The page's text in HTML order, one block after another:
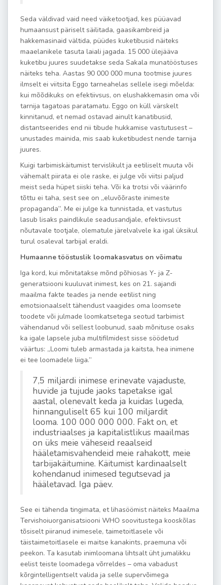
Seda väldivad vaid need väiketootjad, kes püüavad
humaansust päriselt säilitada, gaasikambreid ja
hakkemasinaid vältida, püüdes kuketibusid näiteks
maaelanikele tasuta laiali jagada. 15 000 ülejääva
kuketibu juures suudetakse seda Sakala munatööstuses
näiteks teha. Aastas 90 000 000 muna tootmise juures
ilmselt ei viitsita Eggo tarneahelas sellele isegi mõelda:
kui mõõdikuks on efektiivsus, on elushakkemasin oma või
tarnija tagatoas paratamatu. Eggo on küll värskelt
kinnitanud, et nemad ostavad ainult kanatibusid,
distantseerides end nii tibude hukkamise vastutusest –
unustades mainida, mis saab kuketibudest nende tarnija
juures.
Kuigi tarbimiskäitumist tervislikult ja eetiliselt muuta või
vähemalt piirata ei ole raske, ei julge või viitsi paljud
meist seda hüpet siiski teha. Või ka trotsi või väärinfo
tõttu ei taha, sest see on „eluvõõraste inimeste
propaganda”. Me ei julge ka tunnistada, et vastutus
lasub lisaks paindlikule seadusandjale, efektiivsust
nõutavale tootjale, olematule järelvalvele ka igal üksikul
turul osaleval tarbijal eraldi.
Humaanne tööstuslik loomakasvatus on võimatu
Iga kord, kui mõnitatakse mõnd põhiosas Y- ja Z-
generatsiooni kuuluvat inimest, kes on 21. sajandi
maailma fakte teades ja nende eetilist ning
emotsionaalselt tähendust vaagides oma loomsete
toodete või julmade loomkatsetega seotud tarbimist
vähendanud või sellest loobunud, saab mõnituse osaks
ka igale lapsele juba multifilmidest sisse söödetud
väärtus: „Loomi tuleb armastada ja kaitsta, hea inimene
ei tee loomadele liiga.”
7,5 miljardi inimese erinevate vajaduste,
huvide ja tujude jaoks tapetakse igal
aastal, olenevalt keda ja kuidas lugeda,
hinnanguliselt 65 kui 100 miljardit
looma. 100 000 000 000. Fakt on, et
industriaalses ja kapitalistlikus maailmas
on üks meie väheseid reaalseid
hääletamisvahendeid meie rahakott, meie
tarbijakäitumine. Käitumist kardinaalselt
kohendanud inimesed tegutsevad ja
hääletavad. Iga päev.
See ei tähenda tingimata, et lihasöömist näiteks Maailma
Tervishoiuorganisatsiooni WHO soovitustega kooskõlas
tõsiselt piiranud inimesele, taimetoitlasele või
täistaimetoitlasele ei maitse kanakints, praemuna või
peekon. Ta kasutab inimloomana lihtsalt üht jumalikku
eelist teiste loomadega võrreldes – oma vabadust
kõrgintelligentselt valida ja selle supervõimega